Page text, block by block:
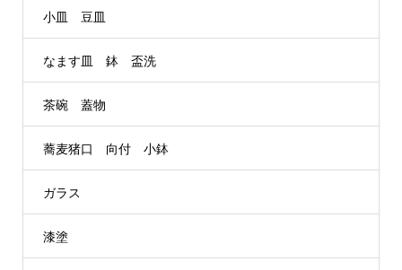
小皿 豆皿
なます皿 鉢 盃洗
茶碗 蓋物
蕎麦猪口 向付 小鉢
ガラス
漆塗